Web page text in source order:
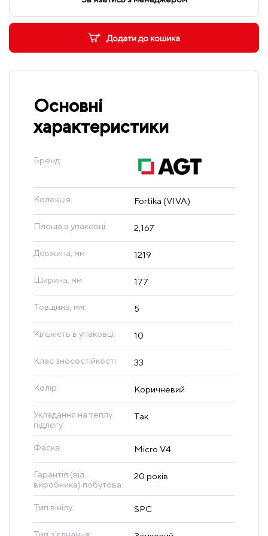
Додати до кошика
Основні
характеристики
Бренд:
Колекція: Fortika (VIVA)
Площа в упаковці: 2,167
Довжина, мм: 1219
Ширина, мм: 177
Товщина, мм: 5
Кількість в упаковці: 10
Клас зносостійкості: 33
Колір: Коричневий
Укладання на теплу
підлогу:
Так
Фаска: Micro V4
Гарантія (від
виробника) побутова:
20 років
Тип вінілу: SPC
Тип зʼєднання: